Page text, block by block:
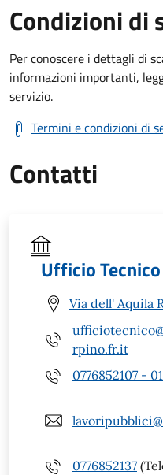
Condizioni di
Per conoscere i dettagli di
informazioni importanti,
servizio.
Termini e condizioni di
Contatti
Ufficio
Via dell' Aquila
rpino.fr.it
0776852107 - 01
0776852137